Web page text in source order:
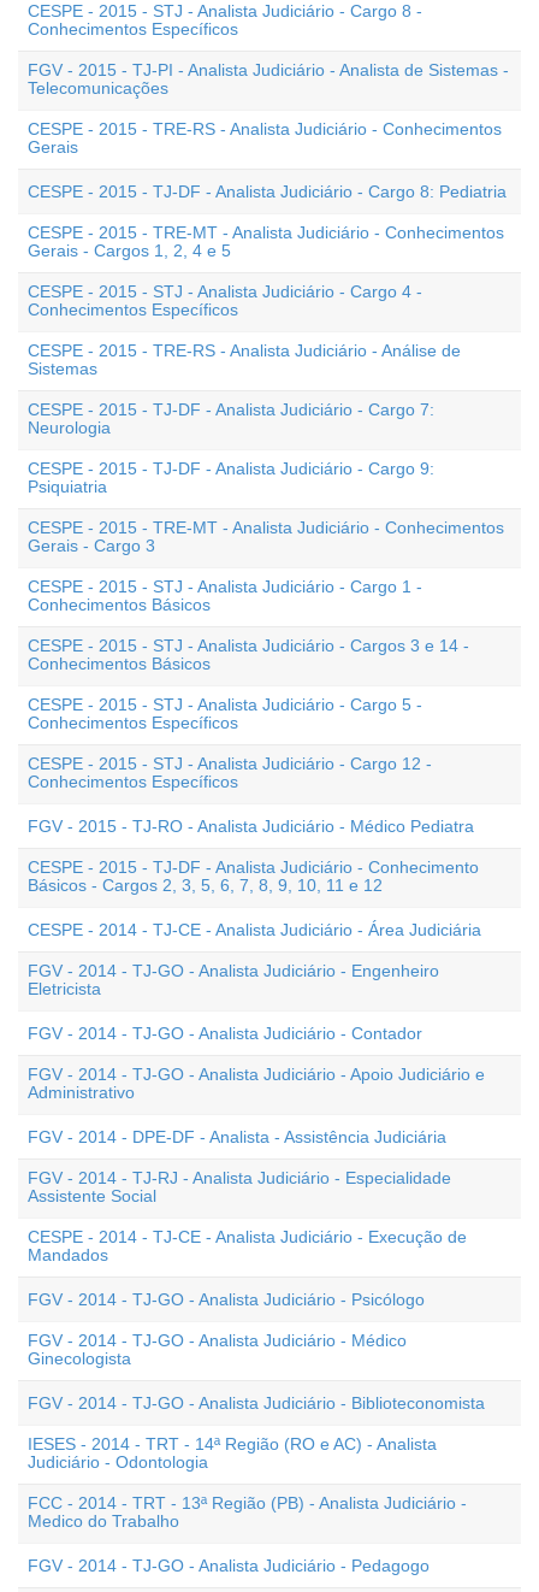
CESPE - 2015 - STJ - Analista Judiciário - Cargo 8 -
Conhecimentos Específicos
FGV - 2015 - TJ-PI - Analista Judiciário - Analista de Sistemas -
Telecomunicações
CESPE - 2015 - TRE-RS - Analista Judiciário - Conhecimentos
Gerais
CESPE - 2015 - TJ-DF - Analista Judiciário - Cargo 8: Pediatria
CESPE - 2015 - TRE-MT - Analista Judiciário - Conhecimentos
Gerais - Cargos 1, 2, 4 e 5
CESPE - 2015 - STJ - Analista Judiciário - Cargo 4 -
Conhecimentos Específicos
CESPE - 2015 - TRE-RS - Analista Judiciário - Análise de
Sistemas
CESPE - 2015 - TJ-DF - Analista Judiciário - Cargo 7:
Neurologia
CESPE - 2015 - TJ-DF - Analista Judiciário - Cargo 9:
Psiquiatria
CESPE - 2015 - TRE-MT - Analista Judiciário - Conhecimentos
Gerais - Cargo 3
CESPE - 2015 - STJ - Analista Judiciário - Cargo 1 -
Conhecimentos Básicos
CESPE - 2015 - STJ - Analista Judiciário - Cargos 3 e 14 -
Conhecimentos Básicos
CESPE - 2015 - STJ - Analista Judiciário - Cargo 5 -
Conhecimentos Específicos
CESPE - 2015 - STJ - Analista Judiciário - Cargo 12 -
Conhecimentos Específicos
FGV - 2015 - TJ-RO - Analista Judiciário - Médico Pediatra
CESPE - 2015 - TJ-DF - Analista Judiciário - Conhecimento
Básicos - Cargos 2, 3, 5, 6, 7, 8, 9, 10, 11 e 12
CESPE - 2014 - TJ-CE - Analista Judiciário - Área Judiciária
FGV - 2014 - TJ-GO - Analista Judiciário - Engenheiro
Eletricista
FGV - 2014 - TJ-GO - Analista Judiciário - Contador
FGV - 2014 - TJ-GO - Analista Judiciário - Apoio Judiciário e
Administrativo
FGV - 2014 - DPE-DF - Analista - Assistência Judiciária
FGV - 2014 - TJ-RJ - Analista Judiciário - Especialidade
Assistente Social
CESPE - 2014 - TJ-CE - Analista Judiciário - Execução de
Mandados
FGV - 2014 - TJ-GO - Analista Judiciário - Psicólogo
FGV - 2014 - TJ-GO - Analista Judiciário - Médico
Ginecologista
FGV - 2014 - TJ-GO - Analista Judiciário - Biblioteconomista
IESES - 2014 - TRT - 14ª Região (RO e AC) - Analista
Judiciário - Odontologia
FCC - 2014 - TRT - 13ª Região (PB) - Analista Judiciário -
Medico do Trabalho
FGV - 2014 - TJ-GO - Analista Judiciário - Pedagogo